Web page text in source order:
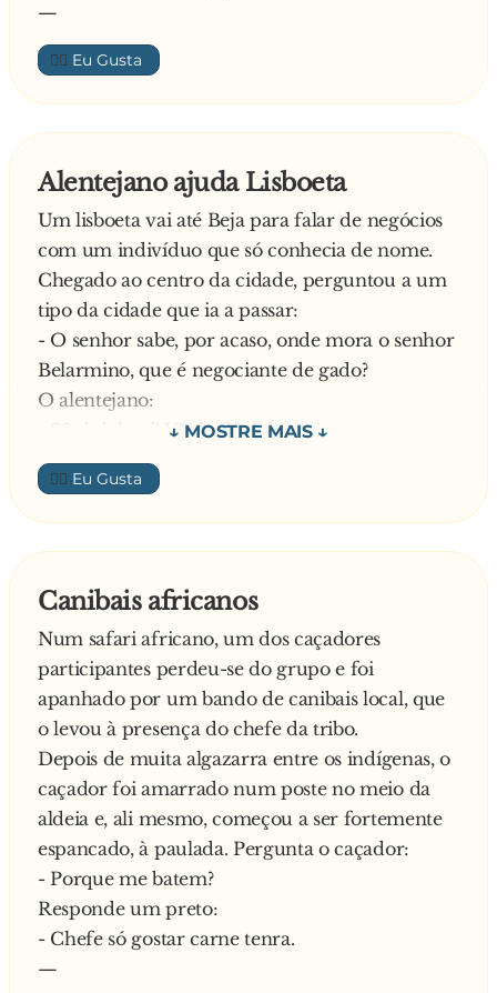
—
👍🏼
Alentejano ajuda Lisboeta
Um lisboeta vai até Beja para falar de negócios
com um indivíduo que só conhecia de nome.
Chegado ao centro da cidade, perguntou a um
tipo da cidade que ia a passar:
- O senhor sabe, por acaso, onde mora o senhor
Belarmino, que é negociante de gado?
O alentejano:
- Sê si sinhori! Vênha lá daí comigo.
Chegados defronte a um grande prédio, diz o
alentejano:
- Éi aqui, amigo. Vamos lá subiri.
Quando chegaram ao quarto andar, diz
- Ólhi, éi dêsti lado dirêto, que êli mora, mas êli
agora nã tá cá em casa.
Pergunta o lisboeta:
- Então, como é que o senhor sabe que ele não
está em casa, se ainda eu nem toquei à
campainha?!
O alentejano:
- Ora, amigo, eu sê porquê o vi à porta da rua
cando nós entrámos!
—
👍🏼
Canibais africanos
Num safari africano, um dos caçadores
participantes perdeu-se do grupo e foi
apanhado por um bando de canibais local, que
o levou à presença do chefe da tribo.
Depois de muita algazarra entre os indígenas, o
caçador foi amarrado num poste no meio da
aldeia e, ali mesmo, começou a ser fortemente
espancado, à paulada. Pergunta o caçador:
- Porque me batem?
Responde um preto:
- Chefe só gostar carne tenra.
—